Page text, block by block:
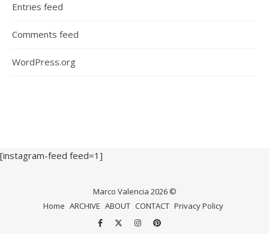
Entries feed
Comments feed
WordPress.org
[instagram-feed feed=1]
Marco Valencia 2026 ©
Home ARCHIVE ABOUT CONTACT Privacy Policy